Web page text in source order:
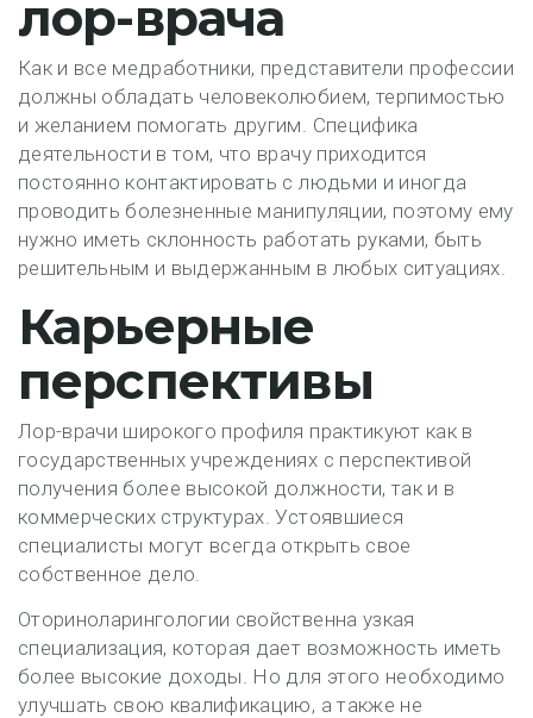
лор-врача
Как и все медработники, представители профессии
должны обладать человеколюбием, терпимостью
и желанием помогать другим. Специфика
деятельности в том, что врачу приходится
постоянно контактировать с людьми и иногда
проводить болезненные манипуляции, поэтому ему
нужно иметь склонность работать руками, быть
решительным и выдержанным в любых ситуациях.
Карьерные
перспективы
Лор-врачи широкого профиля практикуют как в
государственных учреждениях с перспективой
получения более высокой должности, так и в
коммерческих структурах. Устоявшиеся
специалисты могут всегда открыть свое
собственное дело.
Оториноларингологии свойственна узкая
специализация, которая дает возможность иметь
более высокие доходы. Но для этого необходимо
улучшать свою квалификацию, а также не